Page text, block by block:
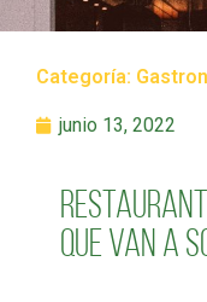
Categoría:
junio 13, 2022
que van a